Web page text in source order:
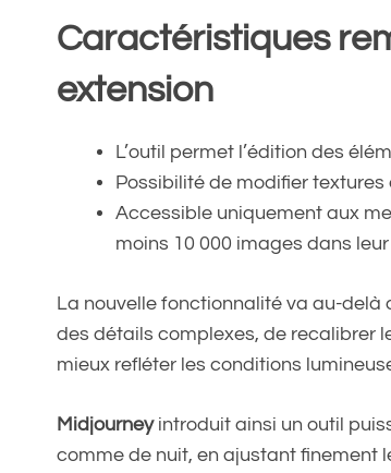
Caractéristiques
extension
L’outil permet l’édition des
Possibilité de modifier textures
Accessible uniquement aux
moins 10 000 images dans
La nouvelle fonctionnalité va au-delà
des détails complexes, de recalibrer
mieux refléter les conditions
Midjourneyintroduit ainsi un outil
comme de nuit, en ajustant finement